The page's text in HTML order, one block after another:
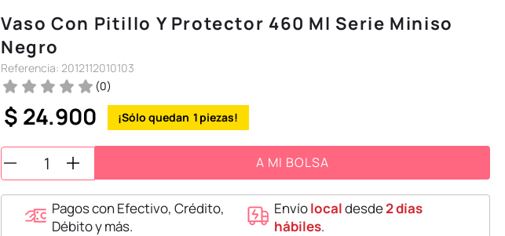
Vaso Con Pitillo Y Protector 460 Ml Serie Miniso
Negro
Referencia: 2012112010103
(0)
$ 24.900 1
A MI BOLSA
Pagos con Efectivo, Crédito,
Débito y más.
Envíolocaldesde2 días
hábiles.